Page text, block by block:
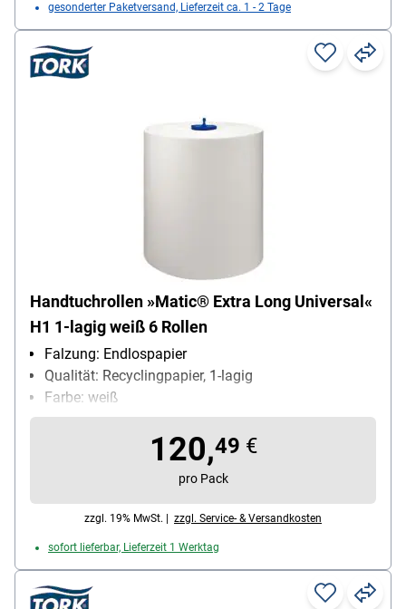
gesonderter Paketversand, Lieferzeit ca. 1 - 2 Tage
Handtuchrollen »Matic® Extra Long Universal«
H1 1-lagig weiß 6 Rollen
Falzung: Endlospapier
Qualität: Recyclingpapier, 1-lagig
Farbe: weiß
Blattmaß (B x L): 21 cm x 28000 cm
Maße der Endlosrolle: 21 cm / 280 m
120,49 €
pro Pack
zzgl. 19% MwSt. | zzgl. Service- & Versandkosten
sofort lieferbar, Lieferzeit 1 Werktag